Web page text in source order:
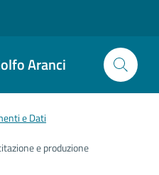
Aranci
e Dati
e produzione